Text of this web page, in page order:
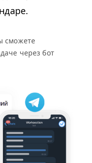
сможете
через бот